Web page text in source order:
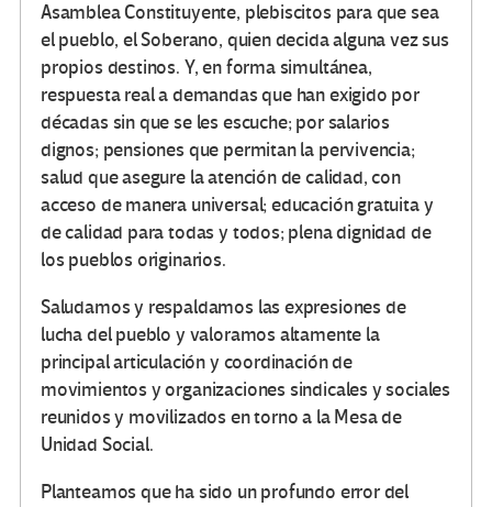
Asamblea Constituyente, plebiscitos para que sea
el pueblo, el Soberano, quien decida alguna vez sus
propios destinos. Y, en forma simultánea,
respuesta real a demandas que han exigido por
décadas sin que se les escuche; por salarios
dignos; pensiones que permitan la pervivencia;
salud que asegure la atención de calidad, con
acceso de manera universal; educación gratuita y
de calidad para todas y todos; plena dignidad de
los pueblos originarios.
Saludamos y respaldamos las expresiones de
lucha del pueblo y valoramos altamente la
principal articulación y coordinación de
movimientos y organizaciones sindicales y sociales
reunidos y movilizados en torno a la Mesa de
Unidad Social.
Planteamos que ha sido un profundo error del